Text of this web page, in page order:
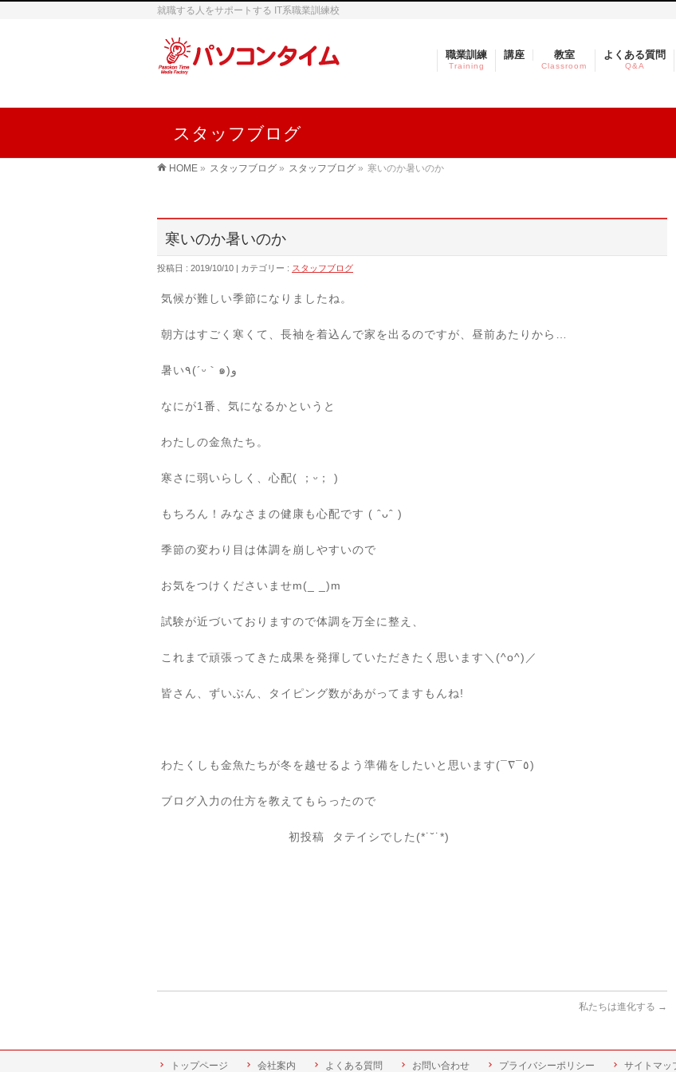
就職する人をサポートする IT系職業訓練校
職業訓練
Training
講座 教室
Classroom
よくある質問
Q&A
スタッフブログ
HOME » スタッフブログ » スタッフブログ » 寒いのか暑いのか
寒いのか暑いのか
投稿日 : 2019/10/10 カテゴリー : スタッフブログ
気候が難しい季節になりましたね。
朝方はすごく寒くて、長袖を着込んで家を出るのですが、昼前あたりから…
暑い٩(´ᵕ｀๑)و
なにが1番、気になるかというと
わたしの金魚たち。
寒さに弱いらしく、心配( ；ᵕ； )
もちろん！みなさまの健康も心配です ( ˆᴗˆ )
季節の変わり目は体調を崩しやすいので
お気をつけくださいませm(_ _)m
試験が近づいておりますので体調を万全に整え、
これまで頑張ってきた成果を発揮していただきたく思います＼(^o^)／
皆さん、ずいぶん、タイピング数があがってますもんね!
わたくしも金魚たちが冬を越せるよう準備をしたいと思います(¯∇¯٥)
ブログ入力の仕方を教えてもらったので
初投稿 タテイシでした(*˙˘˙*)
私たちは進化する →
トップページ 会社案内 よくある質問 お問い合わせ プライバシーポリシー サイトマッ